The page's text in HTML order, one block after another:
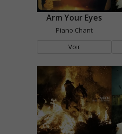
Arm Your Eyes
Piano Chant
Voir